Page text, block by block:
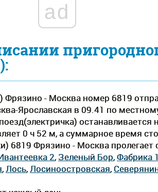
Фрязино - Москва номер 6819
Ярославская в 09.41 по
останавливается
0 ч 52 м, а суммарное время
6819 Фрязино - Москва
2, Зеленый Бор,Фабрика
,Лось,Лосиноостровская,
ad